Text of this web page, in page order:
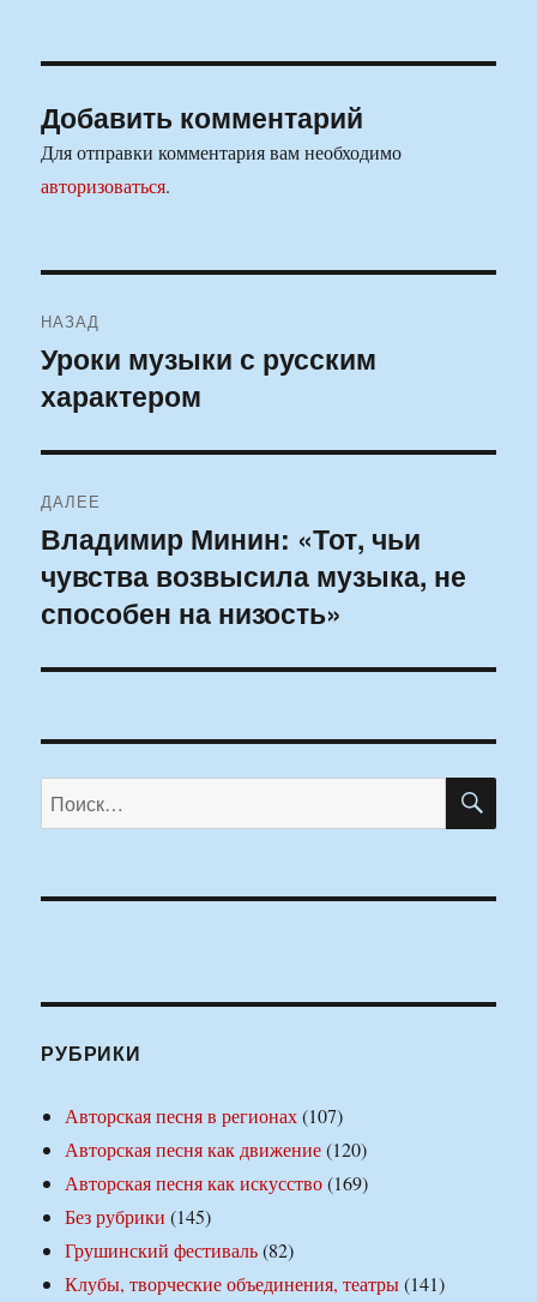
Добавить комментарий
Для отправки комментария вам необходимо
авторизоваться.
по
записям
НАЗАД
Предыдущая
запись:
Уроки музыки с русским
характером
ДАЛЕЕ
Следующая
запись:
Владимир Минин: «Тот, чьи
чувства возвысила музыка, не
способен на низость»
Искать:
РУБРИКИ
Авторская песня в регионах(107)
Авторская песня как движение(120)
Авторская песня как искусство(169)
Без рубрики (145)
Грушинский фестиваль(82)
Клубы, творческие объединения, театры(141)